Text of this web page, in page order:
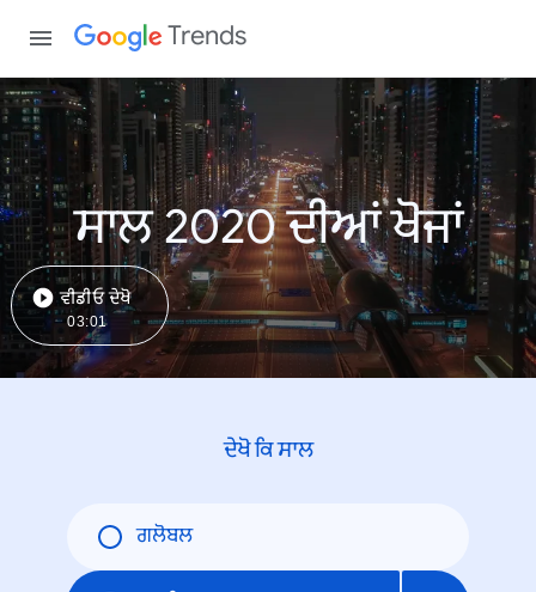
Trends
ਸਾਲ 2020 ਦੀਆਂ ਖੋਜਾਂ
ਵੀਡੀਓ ਦੇਖੋ
03:01
ਦੇਖੋ ਕਿ ਸਾਲ
ਗਲੋਬਲ